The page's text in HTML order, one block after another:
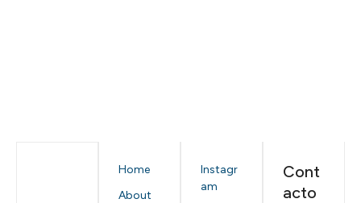
Home
About
Instagr
am
Cont
acto